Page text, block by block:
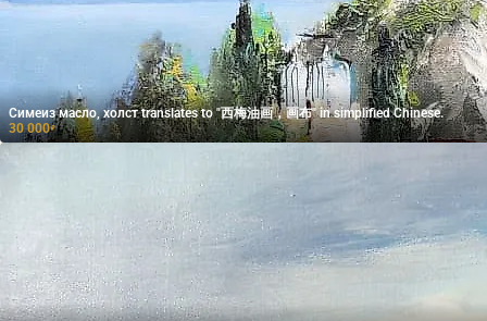
Симеиз масло, холст translates to "西梅油画，画布" in simplified Chinese.
30 000₽